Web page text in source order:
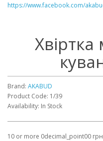
https://www.facebook.com/
Brand: AKABUD
Product Code: 1/39
Availability: In Stock
10 or more 0decimal_point00